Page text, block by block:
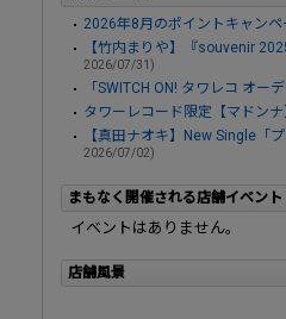
2026年8月のポイントキャン
【竹内まりや】『souvenir
2026/07/31)
「SWITCH ON! タワレコ オー
タワーレコード限定【マドン
【真田ナオキ】New Single「
2026/07/02)
まもなく開催される店舗イベント
イベントはありません。
店舗風景